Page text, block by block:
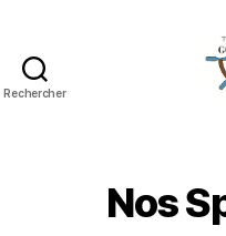
Rechercher
Nos